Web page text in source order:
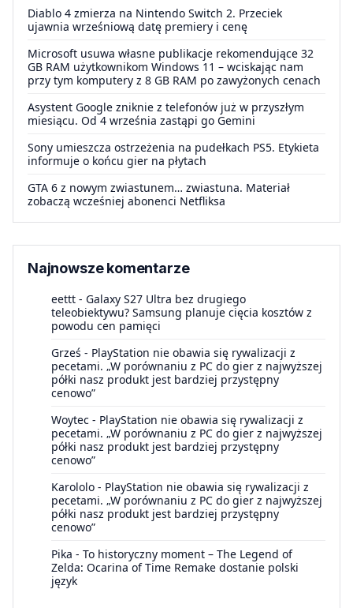
Diablo 4 zmierza na Nintendo Switch 2. Przeciek
ujawnia wrześniową datę premiery i cenę
Microsoft usuwa własne publikacje rekomendujące 32
GB RAM użytkownikom Windows 11 – wciskając nam
przy tym komputery z 8 GB RAM po zawyżonych cenach
Asystent Google zniknie z telefonów już w przyszłym
miesiącu. Od 4 września zastąpi go Gemini
Sony umieszcza ostrzeżenia na pudełkach PS5. Etykieta
informuje o końcu gier na płytach
GTA 6 z nowym zwiastunem… zwiastuna. Materiał
zobaczą wcześniej abonenci Netfliksa
Najnowsze komentarze
eettt - Galaxy S27 Ultra bez drugiego
teleobiektywu? Samsung planuje cięcia kosztów z
powodu cen pamięci
Grześ - PlayStation nie obawia się rywalizacji z
pecetami. „W porównaniu z PC do gier z najwyższej
półki nasz produkt jest bardziej przystępny
cenowo”
Woytec - PlayStation nie obawia się rywalizacji z
pecetami. „W porównaniu z PC do gier z najwyższej
półki nasz produkt jest bardziej przystępny
cenowo”
Karololo - PlayStation nie obawia się rywalizacji z
pecetami. „W porównaniu z PC do gier z najwyższej
półki nasz produkt jest bardziej przystępny
cenowo”
Pika - To historyczny moment – The Legend of
Zelda: Ocarina of Time Remake dostanie polski
język